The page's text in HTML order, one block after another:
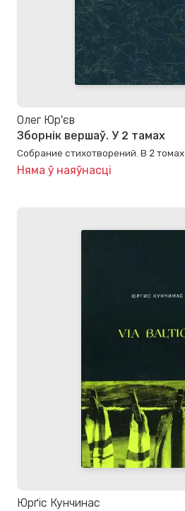
Олег Юр'єв
Зборнік вершаў. У 2 тамах
Собрание стихотворений. В 2 томах
Няма ў наяўнасці
Юрґіс Кунчинас